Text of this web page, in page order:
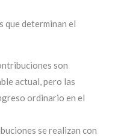
que determinan el
son
actual, pero las
ordinario en el
se realizan con